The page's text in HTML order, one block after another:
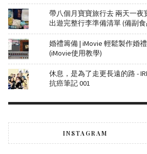
帶八個月寶寶旅行去 兩天一夜
出遊完整行李準備清單 (備副食
婚禮籌備 | iMovie 輕鬆製作婚
(iMovie使用教學)
休息，是為了走更長遠的路 -
抗癌筆記 001
INSTAGRAM